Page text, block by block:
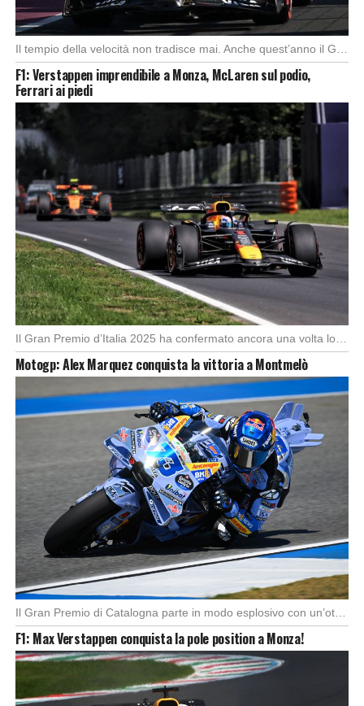
Foto: SkySport
F1: Verstappen imprendibile a Monza, McLaren sul podio,
Ferrari ai piedi
Motogp: Alex Marquez conquista la vittoria a Montmelò
Il Gran Premio di Catalogna parte in modo esplosivo con un’ottima partenza di Alex Marquez, […]
F1: Max Verstappen conquista la pole position a Monza!